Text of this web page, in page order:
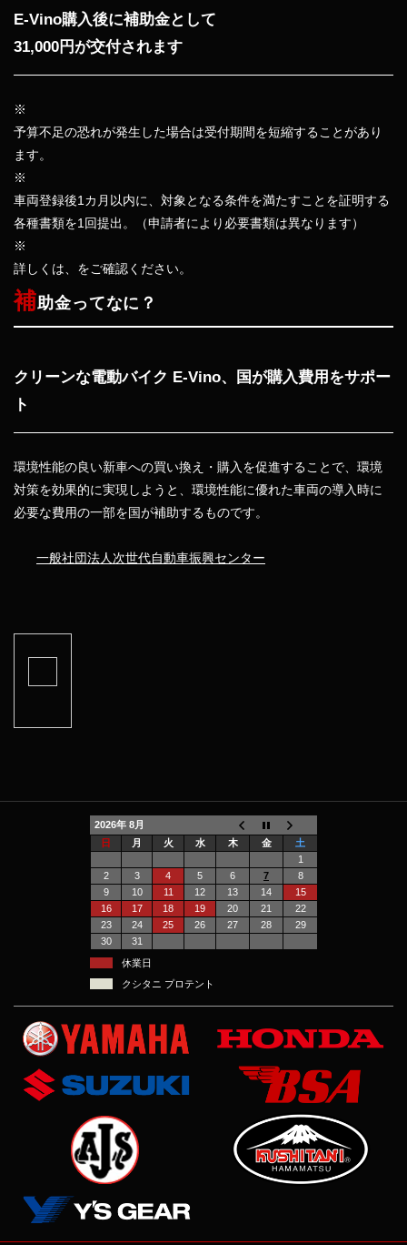
E-Vino購入後に補助金として
31,000円が交付されます
※
予算不足の恐れが発生した場合は受付期間を短縮することがあり
ます。
※
車両登録後1カ月以内に、対象となる条件を満たすことを証明する
各種書類を1回提出。（申請者により必要書類は異なります）
※
詳しくは、をご確認ください。
補助金ってなに？
クリーンな電動バイク E-Vino、国が購入費用をサポー
ト
環境性能の良い新車への買い換え・購入を促進することで、環境
対策を効果的に実現しようと、環境性能に優れた車両の導入時に
必要な費用の一部を国が補助するものです。
一般社団法人次世代自動車振興センター
2026年 8月
日
月 火 水 木 金
土
1
2
3 4 5 6 7
8
9
10 11 12 13 14
15
16
17 18 19 20 21
22
23
24 25 26 27 28
29
30
31
休業日
クシタニ プロテント